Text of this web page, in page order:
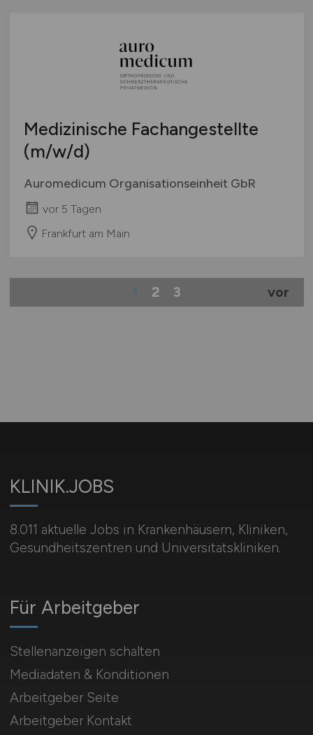
Medizinische Fachangestellte
(m/w/d)
Auromedicum Organisationseinheit GbR
vor 5 Tagen
Frankfurt am Main
1 2 3 vor
KLINIK.JOBS
8.011 aktuelle Jobs in Krankenhäusern, Kliniken,
Gesundheitszentren und Universitätskliniken.
Für Arbeitgeber
Stellenanzeigen schalten
Mediadaten & Konditionen
Arbeitgeber Seite
Arbeitgeber Kontakt